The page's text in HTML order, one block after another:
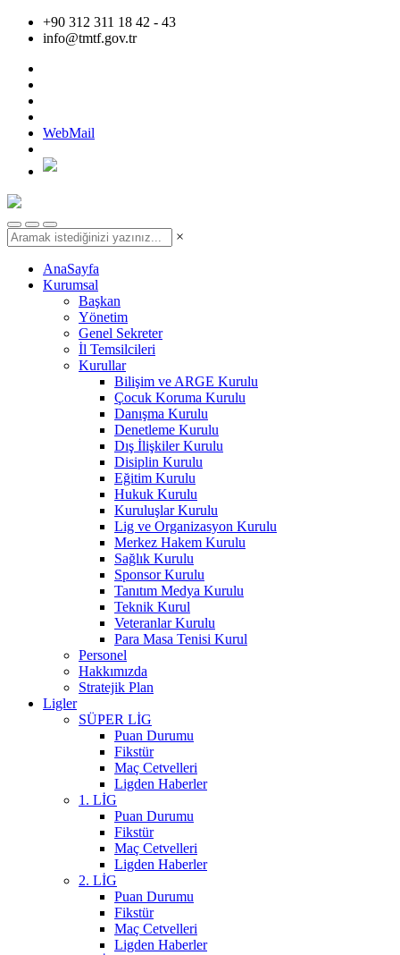
+90 312 311 18 42 - 43
info@tmtf.gov.tr
WebMail
×
AnaSayfa
Kurumsal
Başkan
Yönetim
Genel Sekreter
İl Temsilcileri
Kurullar
Bilişim ve ARGE Kurulu
Çocuk Koruma Kurulu
Danışma Kurulu
Denetleme Kurulu
Dış İlişkiler Kurulu
Disiplin Kurulu
Eğitim Kurulu
Hukuk Kurulu
Kuruluşlar Kurulu
Lig ve Organizasyon Kurulu
Merkez Hakem Kurulu
Sağlık Kurulu
Sponsor Kurulu
Tanıtım Medya Kurulu
Teknik Kurul
Veteranlar Kurulu
Para Masa Tenisi Kurul
Personel
Hakkımızda
Stratejik Plan
Ligler
SÜPER LİG
Puan Durumu
Fikstür
Maç Cetvelleri
Ligden Haberler
1. LİG
Puan Durumu
Fikstür
Maç Cetvelleri
Ligden Haberler
2. LİG
Puan Durumu
Fikstür
Maç Cetvelleri
Ligden Haberler